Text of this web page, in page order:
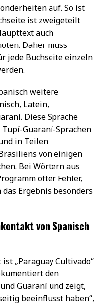
auf. So ist
ist zweigeteilt
auch
Daher muss
jede Buchseite einzeln
weitere
Latein,
Diese Sprache
Guaraní-Sprachen
in Teilen
von einigen
Bei Wörtern aus
öfter Fehler,
Ergebnis besonders
von Spanisch
„Paraguay Cultivado“
den
Guaraní und zeigt,
beeinflusst haben“,